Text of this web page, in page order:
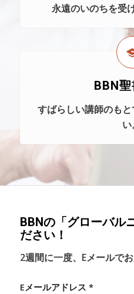
永遠のいのちを受
BBN
すばらしい講師のも
い
BBNの「グローバル
ださい！
2週間に一度、Eメールで
Eメールアドレス *